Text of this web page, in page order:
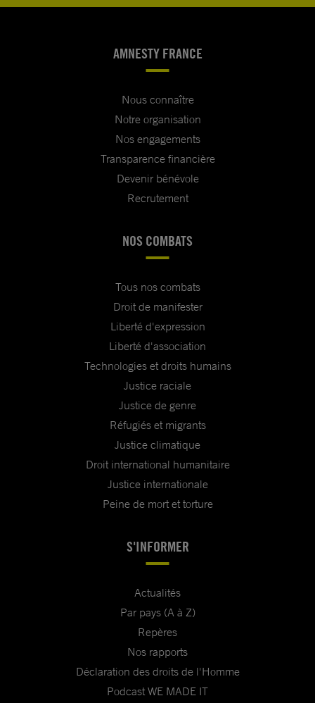
AMNESTY FRANCE
Nous connaître
Notre organisation
Nos engagements
Transparence financière
Devenir bénévole
Recrutement
NOS COMBATS
Tous nos combats
Droit de manifester
Liberté d'expression
Liberté d'association
Technologies et droits humains
Justice raciale
Justice de genre
Réfugiés et migrants
Justice climatique
Droit international humanitaire
Justice internationale
Peine de mort et torture
S'INFORMER
Actualités
Par pays (A à Z)
Repères
Nos rapports
Déclaration des droits de l'Homme
Podcast WE MADE IT